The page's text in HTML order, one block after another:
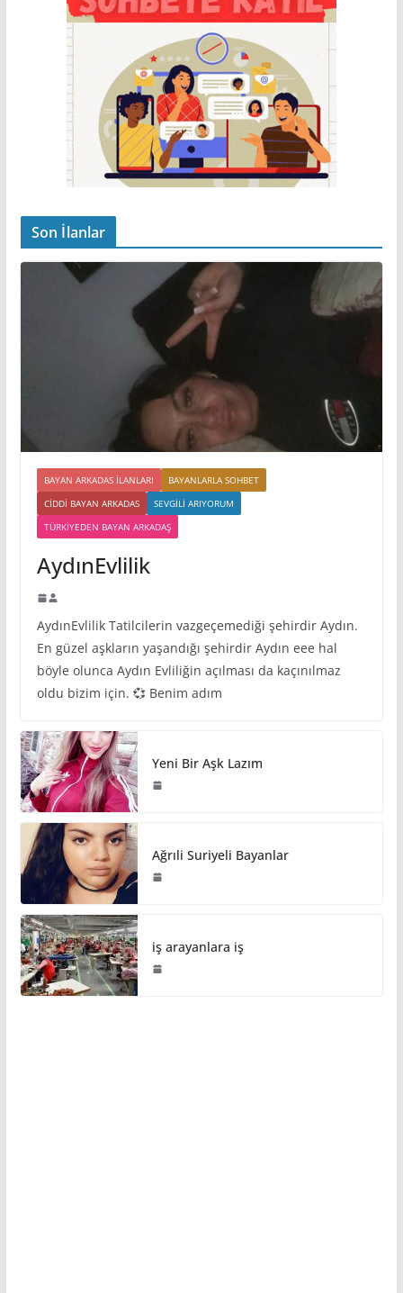
Son İlanlar
BAYAN ARKADAS ILANLARI
BAYANLARLA SOHBET
CIDDI BAYAN ARKADAS
SEVGILI ARIYORUM
TÜRKIYEDEN BAYAN ARKADAŞ
AydınEvlilik
AydınEvlilik Tatilcilerin vazgeçemediği şehirdir Aydın.
En güzel aşkların yaşandığı şehirdir Aydın eee hal
böyle olunca Aydın Evliliğin açılması da kaçınılmaz
oldu bizim için. 💞 Benim adım
Yeni Bir Aşk Lazım
Ağrıli Suriyeli Bayanlar
iş arayanlara iş